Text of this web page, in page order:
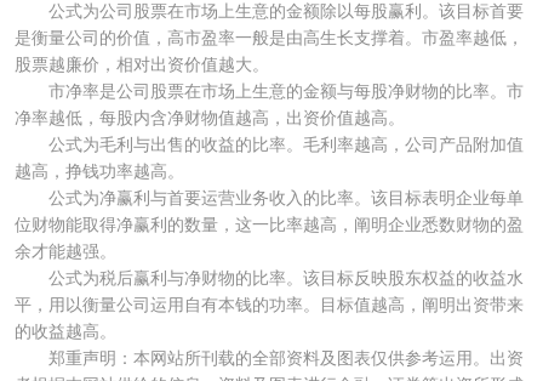
公式为公司股票在市场上生意的金额除以每股赢利。该目标首要
是衡量公司的价值，高市盈率一般是由高生长支撑着。市盈率越低，
股票越廉价，相对出资价值越大。
市净率是公司股票在市场上生意的金额与每股净财物的比率。市
净率越低，每股内含净财物值越高，出资价值越高。
公式为毛利与出售的收益的比率。毛利率越高，公司产品附加值
越高，挣钱功率越高。
公式为净赢利与首要运营业务收入的比率。该目标表明企业每单
位财物能取得净赢利的数量，这一比率越高，阐明企业悉数财物的盈
余才能越强。
公式为税后赢利与净财物的比率。该目标反映股东权益的收益水
平，用以衡量公司运用自有本钱的功率。目标值越高，阐明出资带来
的收益越高。
郑重声明：本网站所刊载的全部资料及图表仅供参考运用。出资